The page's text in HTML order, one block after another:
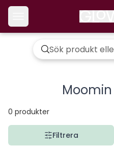
0 produkter
Filtrera